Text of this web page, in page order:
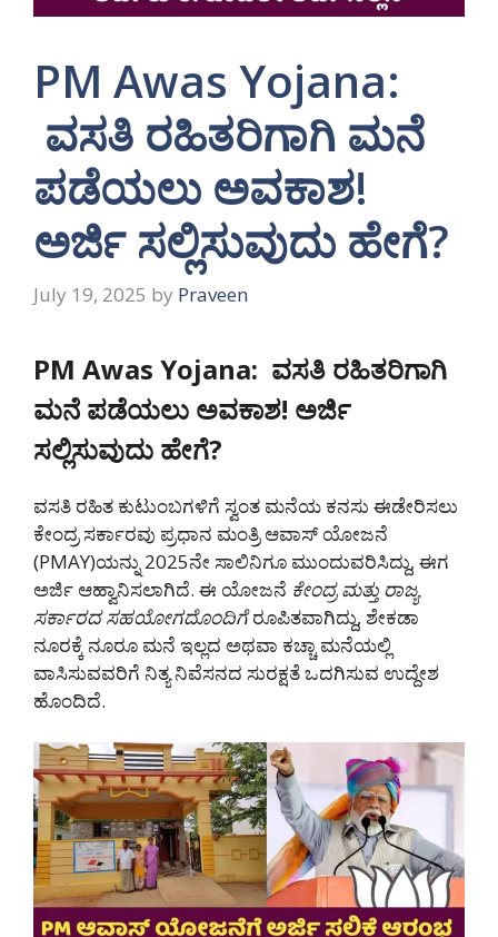
PM Awas Yojana:
ವಸತಿ ರಹಿತರಿಗಾಗಿ ಮನೆ
ಪಡೆಯಲು ಅವಕಾಶ!
ಅರ್ಜಿ ಸಲ್ಲಿಸುವುದು ಹೇಗೆ?
July 19, 2025 by Praveen
PM Awas Yojana: ವಸತಿ ರಹಿತರಿಗಾಗಿ
ಮನೆ ಪಡೆಯಲು ಅವಕಾಶ! ಅರ್ಜಿ
ಸಲ್ಲಿಸುವುದು ಹೇಗೆ?
ವಸತಿ ರಹಿತ ಕುಟುಂಬಗಳಿಗೆ ಸ್ವಂತ ಮನೆಯ ಕನಸು ಈಡೇರಿಸಲು
ಕೇಂದ್ರ ಸರ್ಕಾರವು ಪ್ರಧಾನ ಮಂತ್ರಿ ಆವಾಸ್ ಯೋಜನೆ
(PMAY)ಯನ್ನು 2025ನೇ ಸಾಲಿನಿಗೂ ಮುಂದುವರಿಸಿದ್ದು, ಈಗ
ಅರ್ಜಿ ಆಹ್ವಾನಿಸಲಾಗಿದೆ. ಈ ಯೋಜನೆ ಕೇಂದ್ರ ಮತ್ತು ರಾಜ್ಯ
ಸರ್ಕಾರದ ಸಹಯೋಗದೊಂದಿಗೆರೂಪಿತವಾಗಿದ್ದು, ಶೇಕಡಾ
ನೂರಕ್ಕೆ ನೂರೂ ಮನೆ ಇಲ್ಲದ ಅಥವಾ ಕಚ್ಚಾ ಮನೆಯಲ್ಲಿ
ವಾಸಿಸುವವರಿಗೆ ನಿತ್ಯ ನಿವೆಸನದ ಸುರಕ್ಷತೆ ಒದಗಿಸುವ ಉದ್ದೇಶ
ಹೊಂದಿದೆ.